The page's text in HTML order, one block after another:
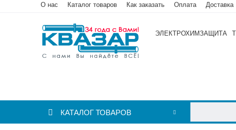
О нас Каталог товаров Как заказать Оплата Доставка
ЭЛЕКТРОХИМЗАЩИТА
КАТАЛОГ ТОВАРОВ